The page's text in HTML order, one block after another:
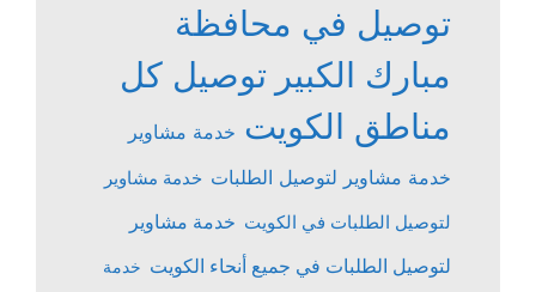
توصيل في محافظة
مبارك الكبير توصيل كل
مناطق الكويت خدمة مشاوير
خدمة مشاوير لتوصيل الطلبات خدمة مشاوير
لتوصيل الطلبات في الكويت خدمة مشاوير
لتوصيل الطلبات في جميع أنحاء الكويت خدمة